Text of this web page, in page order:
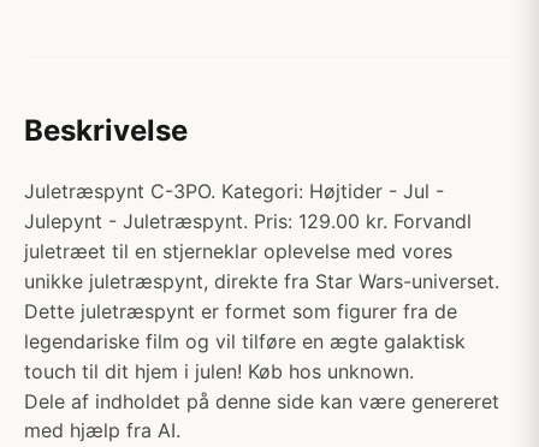
Beskrivelse
Juletræspynt C-3PO. Kategori: Højtider - Jul -
Julepynt - Juletræspynt. Pris: 129.00 kr. Forvandl
juletræet til en stjerneklar oplevelse med vores
unikke juletræspynt, direkte fra Star Wars-universet.
Dette juletræspynt er formet som figurer fra de
legendariske film og vil tilføre en ægte galaktisk
touch til dit hjem i julen! Køb hos unknown.
Dele af indholdet på denne side kan være genereret
med hjælp fra AI.